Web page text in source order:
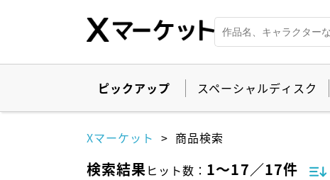
ピックアップ スペーシャルディスク
Xマーケット 商品検索
検索結果ヒット数 ： 1～17／17件